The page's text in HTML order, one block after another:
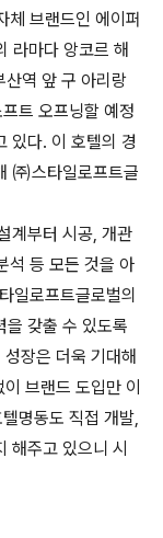
체 브랜드인 에이퍼
라마다 앙코르 해
역 앞 구 아리랑
트 오프닝할 예정
있다. 이 호텔의 경
㈜스타일로프트글
계부터 시공, 개관
석 등 모든 것을 아
일로프트글로벌의
을 갖출 수 있도록
장은 더욱 기대해
브랜드 도입만 이
명동도 직접 개발,
해주고 있으니 시